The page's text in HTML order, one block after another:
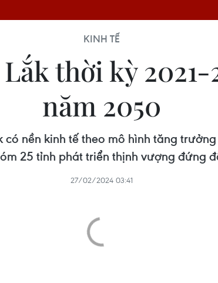
KINH TẾ
thời kỳ
năm 2050
nền kinh tế theo mô hình tăng
25 tỉnh phát triển thịnh vượng đứng
27/02/2024 03:41